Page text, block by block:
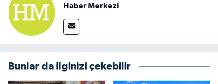
Haber Merkezi
Bunlar da ilginizi çekebilir